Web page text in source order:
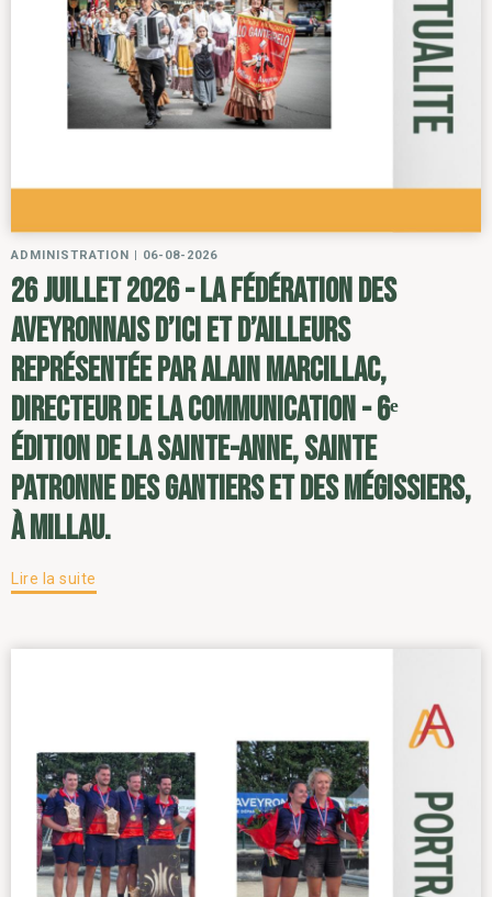
ADMINISTRATION | 06-08-2026
26 juillet 2026 - la Fédération des
Aveyronnais d’ici et d’ailleurs
représentée par Alain Marcillac,
directeur de la communication - 6ᵉ
édition de la Sainte-Anne, sainte
patronne des gantiers et des mégissiers,
à Millau.
Lire la suite